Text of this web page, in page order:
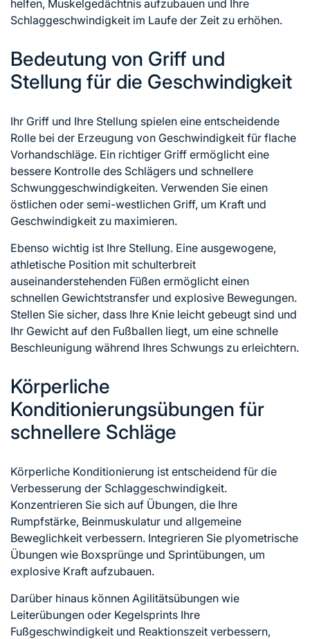
helfen, Muskelgedächtnis aufzubauen und Ihre
Schlaggeschwindigkeit im Laufe der Zeit zu erhöhen.
Bedeutung von Griff und
Stellung für die Geschwindigkeit
Ihr Griff und Ihre Stellung spielen eine entscheidende
Rolle bei der Erzeugung von Geschwindigkeit für flache
Vorhandschläge. Ein richtiger Griff ermöglicht eine
bessere Kontrolle des Schlägers und schnellere
Schwunggeschwindigkeiten. Verwenden Sie einen
östlichen oder semi-westlichen Griff, um Kraft und
Geschwindigkeit zu maximieren.
Ebenso wichtig ist Ihre Stellung. Eine ausgewogene,
athletische Position mit schulterbreit
auseinanderstehenden Füßen ermöglicht einen
schnellen Gewichtstransfer und explosive Bewegungen.
Stellen Sie sicher, dass Ihre Knie leicht gebeugt sind und
Ihr Gewicht auf den Fußballen liegt, um eine schnelle
Beschleunigung während Ihres Schwungs zu erleichtern.
Körperliche
Konditionierungsübungen für
schnellere Schläge
Körperliche Konditionierung ist entscheidend für die
Verbesserung der Schlaggeschwindigkeit.
Konzentrieren Sie sich auf Übungen, die Ihre
Rumpfstärke, Beinmuskulatur und allgemeine
Beweglichkeit verbessern. Integrieren Sie plyometrische
Übungen wie Boxsprünge und Sprintübungen, um
explosive Kraft aufzubauen.
Darüber hinaus können Agilitätsübungen wie
Leiterübungen oder Kegelsprints Ihre
Fußgeschwindigkeit und Reaktionszeit verbessern,